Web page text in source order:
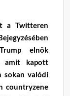
a Twitteren
elnök
amit kapott
sokan valódi
countryzene